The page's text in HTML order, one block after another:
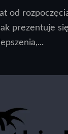
od
prezentuje